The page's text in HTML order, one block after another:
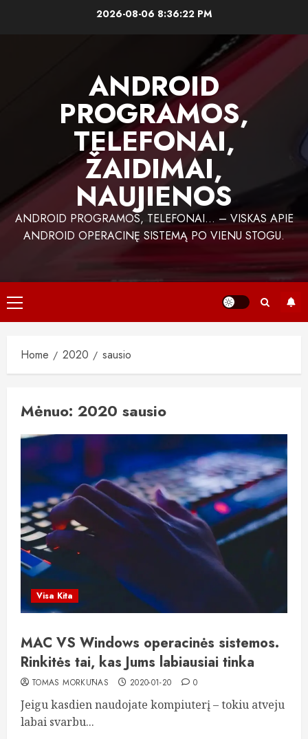
2026-08-06 8:36:23 PM
ANDROID
PROGRAMOS,
TELEFONAI,
ŽAIDIMAI,
NAUJIENOS
ANDROID PROGRAMOS, TELEFONAI… – VISKAS APIE
ANDROID OPERACINĘ SISTEMĄ PO VIENU STOGU.
Primary
Menu
Home 2020 sausio
Mėnuo: 2020 sausio
Visa Kita
MAC VS Windows operacinės sistemos.
Rinkitės tai, kas Jums labiausiai tinka
TOMAS MORKŪNAS 2020-01-20 0
Jeigu kasdien naudojate kompiuterį – tokiu atveju
labai svarbu...